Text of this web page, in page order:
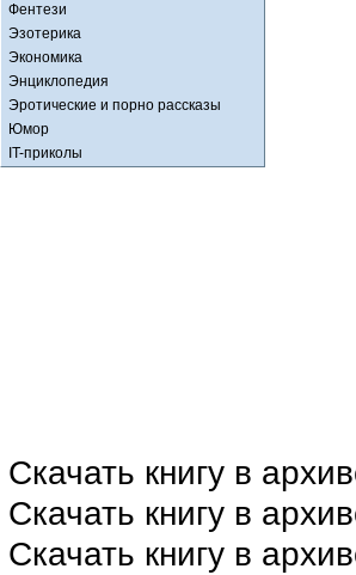
Фентези
Эзотерика
Экономика
Энциклопедия
Эротические и порно рассказы
Юмор
IT-приколы
Скачать книгу в
Скачать книгу в
Скачать книгу в